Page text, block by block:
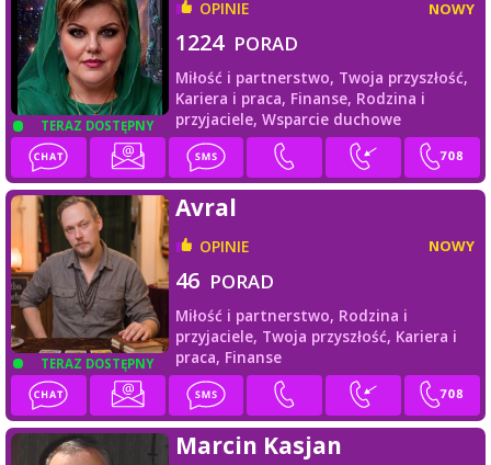
TERAZ DOSTĘPNY
OPINIE NOWY
1224 PORAD
Miłość i partnerstwo, Twoja przyszłość,
Kariera i praca, Finanse, Rodzina i
przyjaciele, Wsparcie duchowe
TERAZ DOSTĘPNY
Avral
OPINIE NOWY
46 PORAD
Miłość i partnerstwo, Rodzina i
przyjaciele, Twoja przyszłość, Kariera i
praca, Finanse
Marcin Kasjan